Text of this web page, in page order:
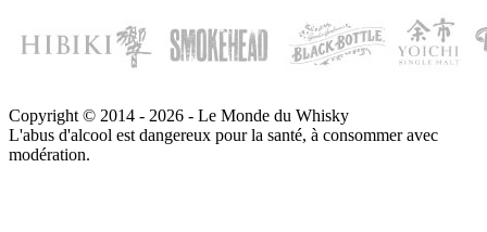
Copyright © 2014 - 2026 - Le Monde du Whisky
L'abus d'alcool est dangereux pour la santé, à consommer avec
modération.